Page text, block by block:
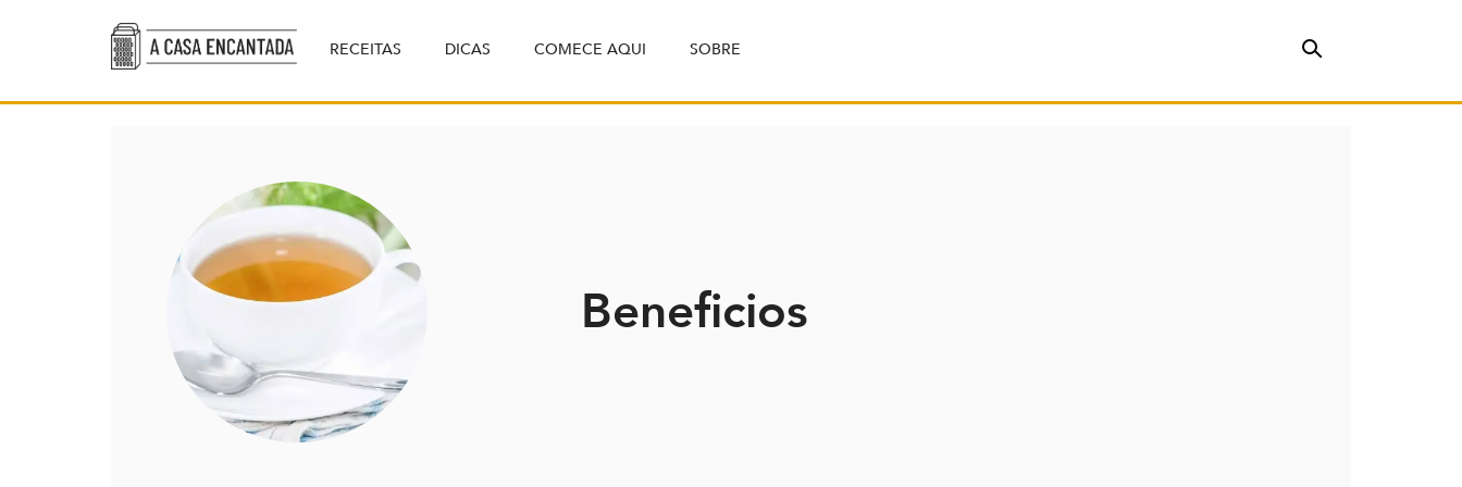
RECEITAS DICAS COMECE AQUI SOBRE
Beneficios